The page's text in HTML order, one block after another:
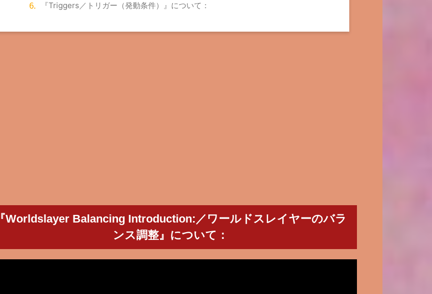
『Triggers／トリガー（発動条件）』について：
『Worldslayer Balancing Introduction:／ワールドスレイヤーのバラ
ンス調整』について：